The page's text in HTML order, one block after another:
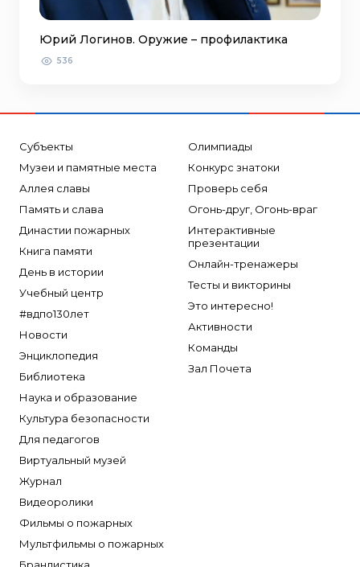
Юрий Логинов. Оружие – профилактика
536
Субъекты
Музеи и памятные места
Аллея славы
Память и слава
Династии пожарных
Книга памяти
День в истории
Учебный центр
#вдпо130лет
Новости
Энциклопедия
Библиотека
Наука и образование
Культура безопасности
Для педагогов
Виртуальный музей
Журнал
Видеоролики
Фильмы о пожарных
Мультфильмы о пожарных
Олимпиады
Конкурс знатоки
Проверь себя
Огонь-друг, Огонь-враг
Интерактивные
презентации
Онлайн-тренажеры
Тесты и викторины
Это интересно!
Активности
Команды
Зал Почета